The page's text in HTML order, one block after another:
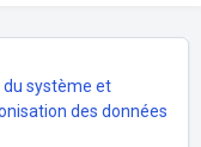
système et
des données